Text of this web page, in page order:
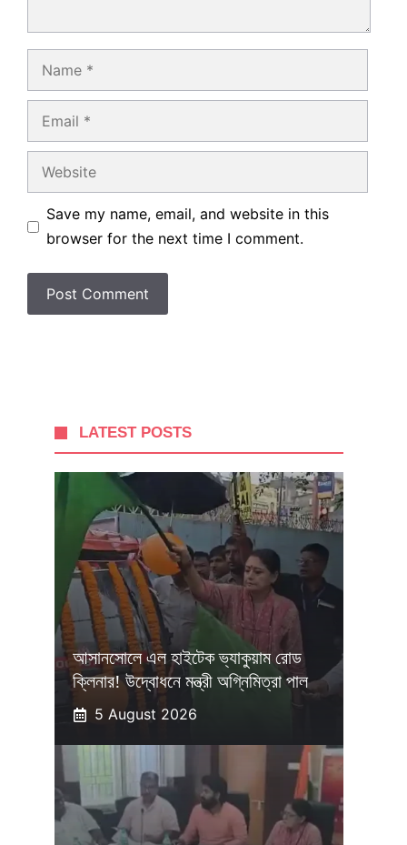
Name
Email
Website
Save my name, email, and website in this
browser for the next time I comment.
LATEST POSTS
আসানসোলে এল হাইটেক ভ্যাকুয়াম রোড
ক্লিনার! উদ্বোধনে মন্ত্রী অগ্নিমিত্রা পাল
5 August 2026